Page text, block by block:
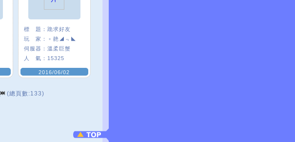
標 題： 跪求好友
玩 家：
﹢靘◢﹃◣
伺服器： 溫柔巨蟹
人 氣： 15325
2016/06/02
(總頁數:133)